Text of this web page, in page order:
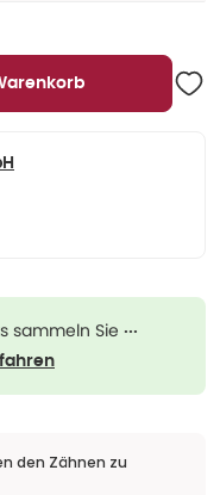
sammeln Sie ···
den Zähnen zu